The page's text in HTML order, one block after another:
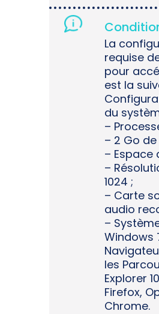
La
requise
pour
est la
du
–
– 2 Go de
– Espace
–
1024 ;
– Carte
audio
–
Windows
les
Explorer
Firefox,
Chrome.